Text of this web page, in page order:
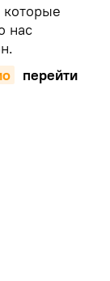
нас
перейти